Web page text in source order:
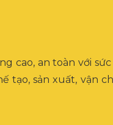
cao, an toàn với
sản xuất, vận